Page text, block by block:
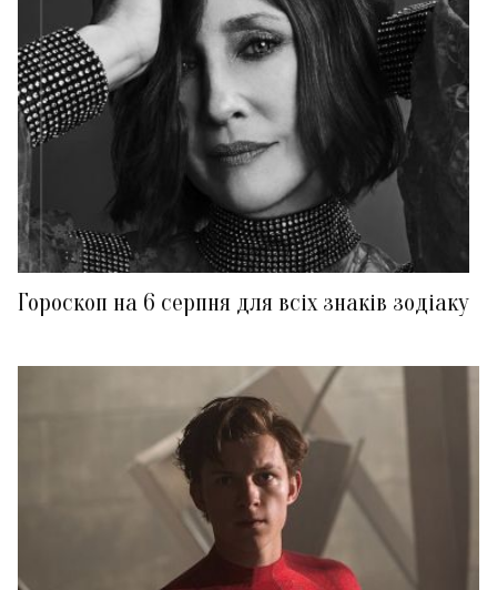
Гороскоп на 6 серпня для всіх знаків зодіаку